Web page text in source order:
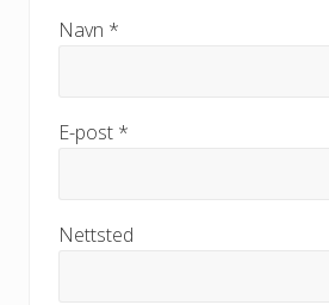
Navn *
E-post *
Nettsted